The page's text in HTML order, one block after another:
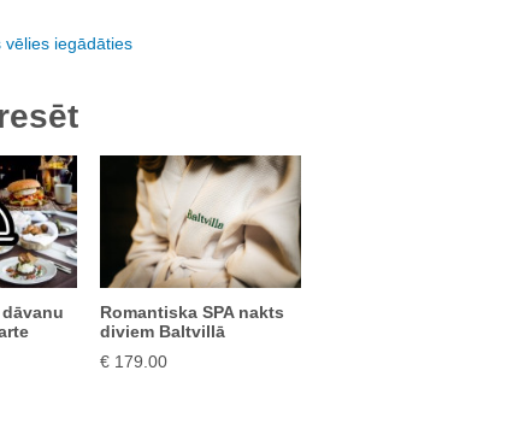
iegādāties
Romantiska SPA nakts
diviem Baltvillā
€ 179.00